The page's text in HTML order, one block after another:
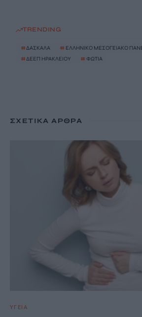
TRENDING
#ΔΑΣΚΑΛΑ # ΕΛΛΗΝΙΚΟ ΜΕΣΟΓΕΙΑΚΟ
# ΔΕΕΠ ΗΡΑΚΛΕΙΟΥ # ΦΩΤΙΑ
ΣΧΕΤΙΚΆ ΆΡΘΡΑ
ΥΓΕΙΑ